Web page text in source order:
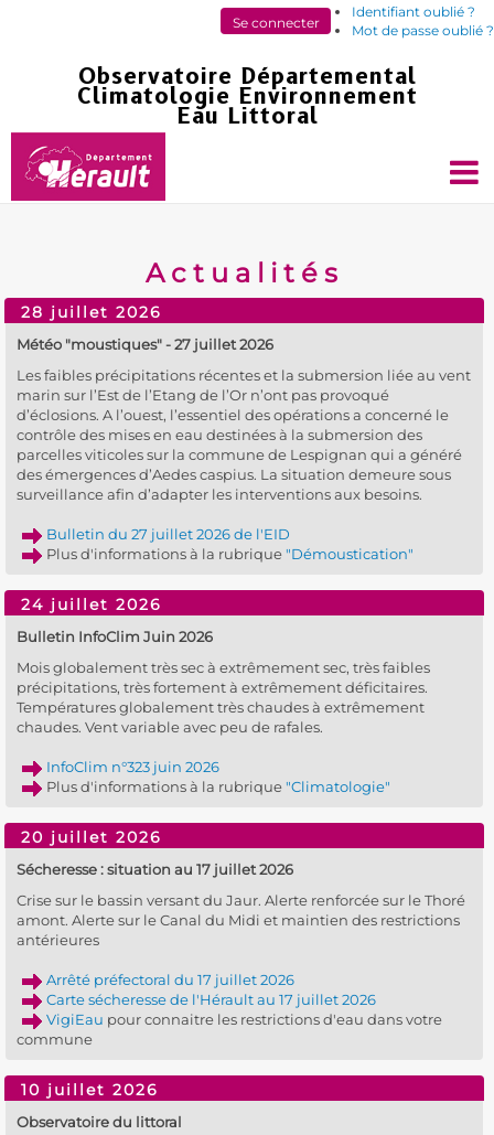
Identifiant oublié ?
Mot de passe oublié ?
Actualités
28 juillet 2026
Météo "moustiques" - 27 juillet 2026
Les faibles précipitations récentes et la submersion liée au vent
marin sur l’Est de l’Etang de l’Or n’ont pas provoqué
d’éclosions. A l’ouest, l’essentiel des opérations a concerné le
contrôle des mises en eau destinées à la submersion des
parcelles viticoles sur la commune de Lespignan qui a généré
des émergences d’Aedes caspius. La situation demeure sous
surveillance afin d’adapter les interventions aux besoins.
Bulletin du 27 juillet 2026 de l'EID
Plus d'informations à la rubrique "Démoustication"
24 juillet 2026
Bulletin InfoClim Juin 2026
Mois globalement très sec à extrêmement sec, très faibles
précipitations, très fortement à extrêmement déficitaires.
Températures globalement très chaudes à extrêmement
chaudes. Vent variable avec peu de rafales.
InfoClim n°323 juin 2026
Plus d'informations à la rubrique "Climatologie"
20 juillet 2026
Sécheresse : situation au 17 juillet 2026
Crise sur le bassin versant du Jaur. Alerte renforcée sur le Thoré
amont. Alerte sur le Canal du Midi et maintien des restrictions
antérieures
Arrêté préfectoral du 17 juillet 2026
Carte sécheresse de l'Hérault au 17 juillet 2026
VigiEau pour connaitre les restrictions d'eau dans votre
commune
10 juillet 2026
Observatoire du littoral